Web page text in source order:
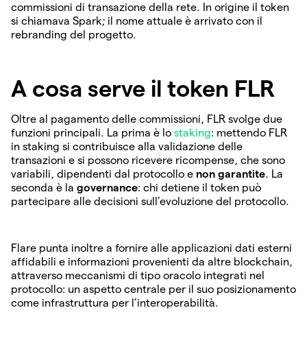
commissioni di transazione della rete. In origine il token
si chiamava Spark; il nome attuale è arrivato con il
rebranding del progetto.
A cosa serve il token FLR
Oltre al pagamento delle commissioni, FLR svolge due
funzioni principali. La prima è lo staking: mettendo FLR
in staking si contribuisce alla validazione delle
transazioni e si possono ricevere ricompense, che sono
variabili, dipendenti dal protocollo e non garantite. La
seconda è la governance: chi detiene il token può
partecipare alle decisioni sull’evoluzione del protocollo.
Flare punta inoltre a fornire alle applicazioni dati esterni
affidabili e informazioni provenienti da altre blockchain,
attraverso meccanismi di tipo oracolo integrati nel
protocollo: un aspetto centrale per il suo posizionamento
come infrastruttura per l’interoperabilità.